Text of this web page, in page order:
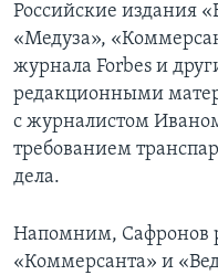
Российские издания
«Медуза»,
журнала Forbes и
редакционными
с журналистом
требованием
дела.
Напомним, Сафронов
«Коммерсанта» и